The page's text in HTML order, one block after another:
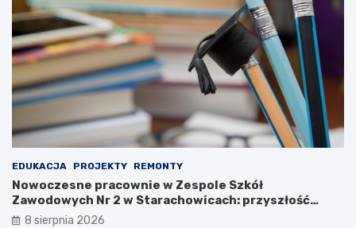
d
o
w
e
j
2
0
2
3
EDUKACJA PROJEKTY REMONTY
Nowoczesne pracownie w Zespole Szkół
Zawodowych Nr 2 w Starachowicach: przyszłość
kształcenia zawodowego
8 sierpnia 2026